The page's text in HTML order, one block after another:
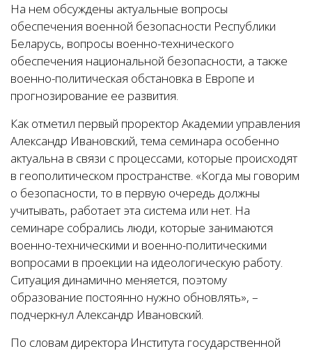
На нем обсуждены актуальные вопросы
обеспечения военной безопасности Республики
Беларусь, вопросы военно-технического
обеспечения национальной безопасности, а также
военно-политическая обстановка в Европе и
прогнозирование ее развития.
Как отметил первый проректор Академии управления
Александр Ивановский, тема семинара особенно
актуальна в связи с процессами, которые происходят
в геополитическом пространстве. «Когда мы говорим
о безопасности, то в первую очередь должны
учитывать, работает эта система или нет. На
семинаре собрались люди, которые занимаются
военно-техническими и военно-политическими
вопросами в проекции на идеологическую работу.
Ситуация динамично меняется, поэтому
образование постоянно нужно обновлять», –
подчеркнул Александр Ивановский.
По словам директора Института государственной